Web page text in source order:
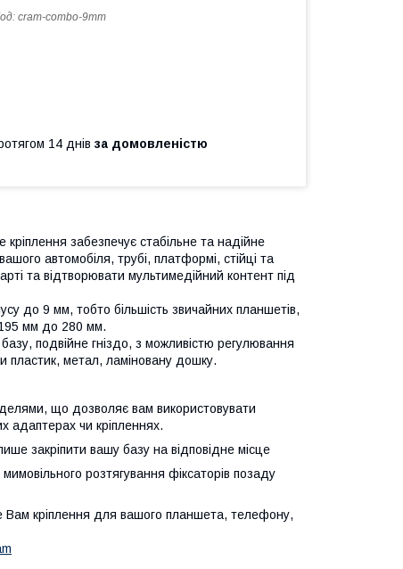
cram-combo-9mm
14 днів за домовленістю
забезпечує стабільне та надійне
автомобіля, трубі, платформі, стійці та
та відтворювати мультимедійний контент під
до 9 мм, тобто більшість звичайних планшетів,
195 мм до 280 мм.
подвійне гніздо, з можливістю регулювання
пластик, метал, ламіновану дошку.
що дозволяє вам використовувати
адаптерах чи кріпленнях.
закріпити вашу базу на відповідне місце
розтягування фіксаторів позаду
Вам кріплення для вашого планшета, телефону,